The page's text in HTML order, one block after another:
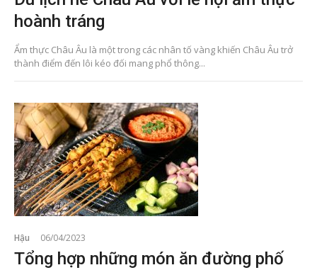
hoành tráng
Ẩm thực Châu Âu là một trong các nhân tố vàng khiến Châu Âu trở
thành điểm đến lôi kéo đối mang phổ thông...
Hậu 06/04/2023
Tổng hợp những món ăn đường phố